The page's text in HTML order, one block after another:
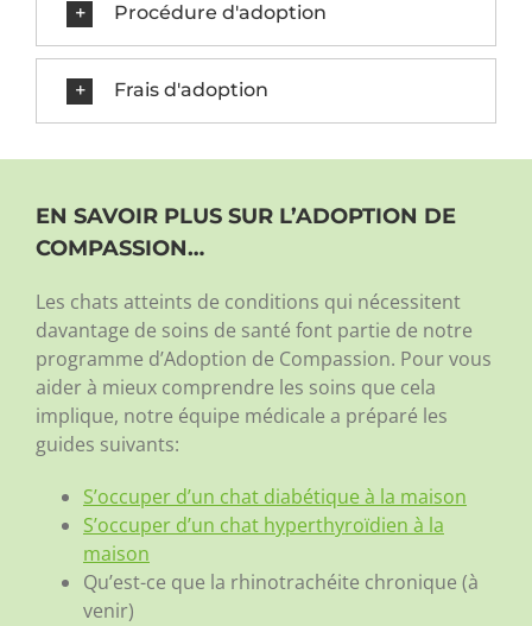
Procédure d'adoption
Frais d'adoption
EN SAVOIR PLUS SUR L’ADOPTION DE
COMPASSION…
Les chats atteints de conditions qui nécessitent
davantage de soins de santé font partie de notre
programme d’Adoption de Compassion. Pour vous
aider à mieux comprendre les soins que cela
implique, notre équipe médicale a préparé les
guides suivants:
S’occuper d’un chat diabétique à la maison
S’occuper d’un chat hyperthyroïdien à la
maison
Qu’est-ce que la rhinotrachéite chronique (à
venir)